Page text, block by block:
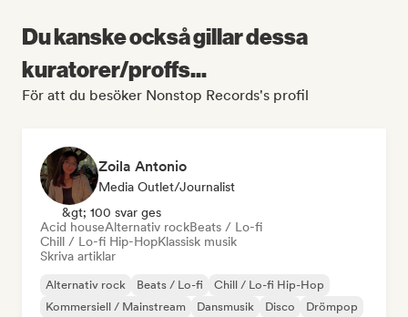
Du kanske också gillar dessa
kuratorer/proffs...
För att du besöker Nonstop Records's profil
Zoila Antonio
Media Outlet/Journalist
&gt; 100 svar ges
Acid houseAlternativ rockBeats / Lo-fi
Chill / Lo-fi Hip-HopKlassisk musik
Skriva artiklar
Alternativ rock Beats / Lo-fi
Chill / Lo-fi Hip-Hop
Kommersiell / Mainstream
Dansmusik Disco
Drömpop